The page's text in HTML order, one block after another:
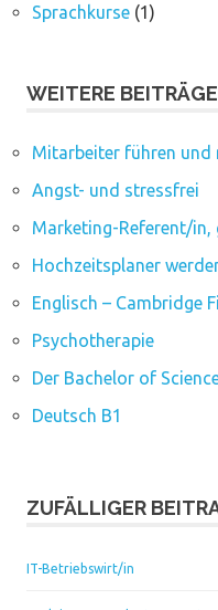
Sprachkurse(1)
WEITERE BEITRÄGE
Mitarbeiter führen und
Angst- und stressfrei
Marketing-Referent/in,
Hochzeitsplaner
Englisch – Cambridge
Psychotherapie
Der Bachelor of
Deutsch B1
ZUFÄLLIGER
IT-Betriebswirt/in